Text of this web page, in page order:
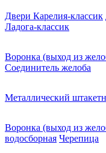
Двери Карелия-классик
Ладога-классик
Воронка (выход из
Соединитель желоба
Металлический
Воронка (выход из
водосборная Черепица